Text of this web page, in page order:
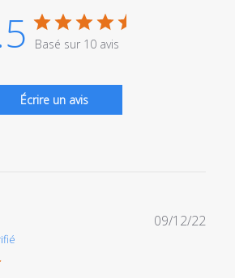
Basé sur 10 avis
Écrire un avis
09/12/22